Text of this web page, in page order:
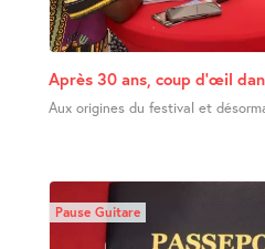
Après 30 ans, coup d’œil
Aux origines du festival et
Pause Guitare